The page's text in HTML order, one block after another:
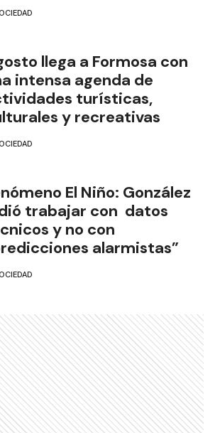
llega a Formosa con
intensa agenda de
turísticas,
y recreativas
El Niño: González
trabajar con datos
y no con
alarmistas”